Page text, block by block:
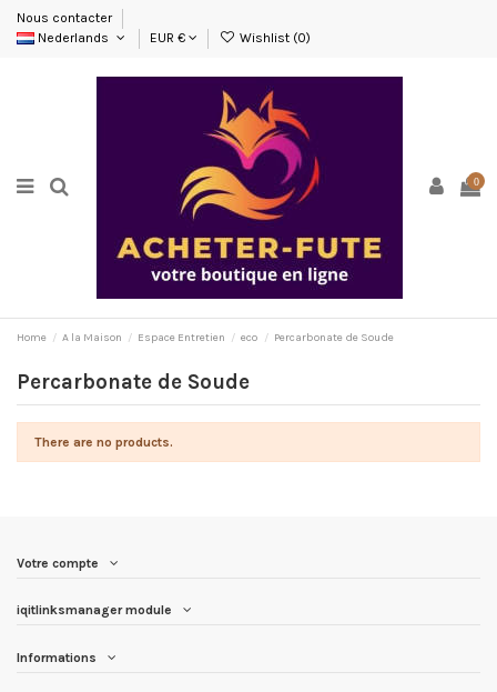
Nous contacter
Nederlands
EUR € Wishlist (0)
0
Home A la Maison Espace Entretien eco Percarbonate de Soude
Percarbonate de Soude
There are no products.
Votre compte
iqitlinksmanager module
Informations